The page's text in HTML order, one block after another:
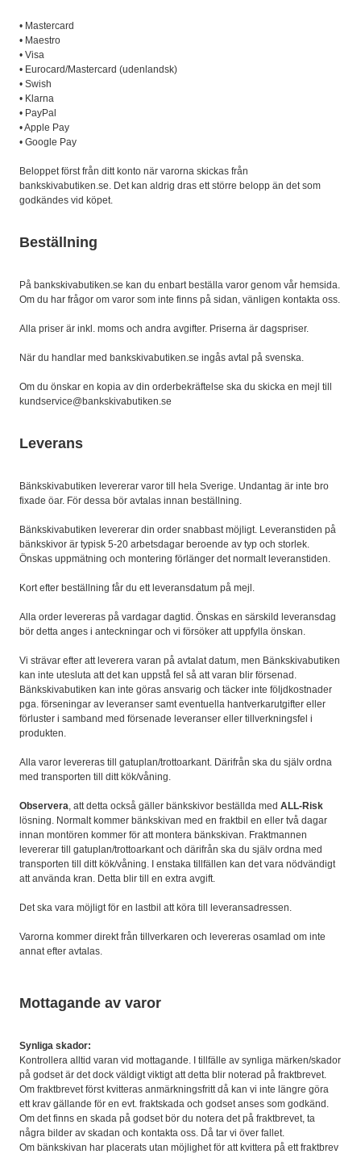
• Mastercard
• Maestro
• Visa
• Eurocard/Mastercard (udenlandsk)
• Swish
• Klarna
• PayPal
• Apple Pay
• Google Pay
Beloppet först från ditt konto när varorna skickas från
bankskivabutiken.se. Det kan aldrig dras ett större belopp än det som
godkändes vid köpet.
Beställning
På bankskivabutiken.se kan du enbart beställa varor genom vår hemsida.
Om du har frågor om varor som inte finns på sidan, vänligen kontakta oss.
Alla priser är inkl. moms och andra avgifter. Priserna är dagspriser.
När du handlar med bankskivabutiken.se ingås avtal på svenska.
Om du önskar en kopia av din orderbekräftelse ska du skicka en mejl till
kundservice@bankskivabutiken.se
Leverans
Bänkskivabutiken levererar varor till hela Sverige. Undantag är inte bro
fixade öar. För dessa bör avtalas innan beställning.
Bänkskivabutiken levererar din order snabbast möjligt. Leveranstiden på
bänkskivor är typisk 5-20 arbetsdagar beroende av typ och storlek.
Önskas uppmätning och montering förlänger det normalt leveranstiden.
Kort efter beställning får du ett leveransdatum på mejl.
Alla order levereras på vardagar dagtid. Önskas en särskild leveransdag
bör detta anges i anteckningar och vi försöker att uppfylla önskan.
Vi strävar efter att leverera varan på avtalat datum, men Bänkskivabutiken
kan inte utesluta att det kan uppstå fel så att varan blir försenad.
Bänkskivabutiken kan inte göras ansvarig och täcker inte följdkostnader
pga. förseningar av leveranser samt eventuella hantverkarutgifter eller
förluster i samband med försenade leveranser eller tillverkningsfel i
produkten.
Alla varor levereras till gatuplan/trottoarkant. Därifrån ska du själv ordna
med transporten till ditt kök/våning.
Observera, att detta också gäller bänkskivor beställda medALL-Risk
lösning. Normalt kommer bänkskivan med en fraktbil en eller två dagar
innan montören kommer för att montera bänkskivan. Fraktmannen
levererar till gatuplan/trottoarkant och därifrån ska du själv ordna med
transporten till ditt kök/våning. I enstaka tillfällen kan det vara nödvändigt
att använda kran. Detta blir till en extra avgift.
Det ska vara möjligt för en lastbil att köra till leveransadressen.
Varorna kommer direkt från tillverkaren och levereras osamlad om inte
annat efter avtalas.
Mottagande av varor
Synliga skador:
Kontrollera alltid varan vid mottagande. I tillfälle av synliga märken/skador
på godset är det dock väldigt viktigt att detta blir noterad på fraktbrevet.
Om fraktbrevet först kvitteras anmärkningsfritt då kan vi inte längre göra
ett krav gällande för en evt. fraktskada och godset anses som godkänd.
Om det finns en skada på godset bör du notera det på fraktbrevet, ta
några bilder av skadan och kontakta oss. Då tar vi över fallet.
Om bänkskivan har placerats utan möjlighet för att kvittera på ett fraktbrev